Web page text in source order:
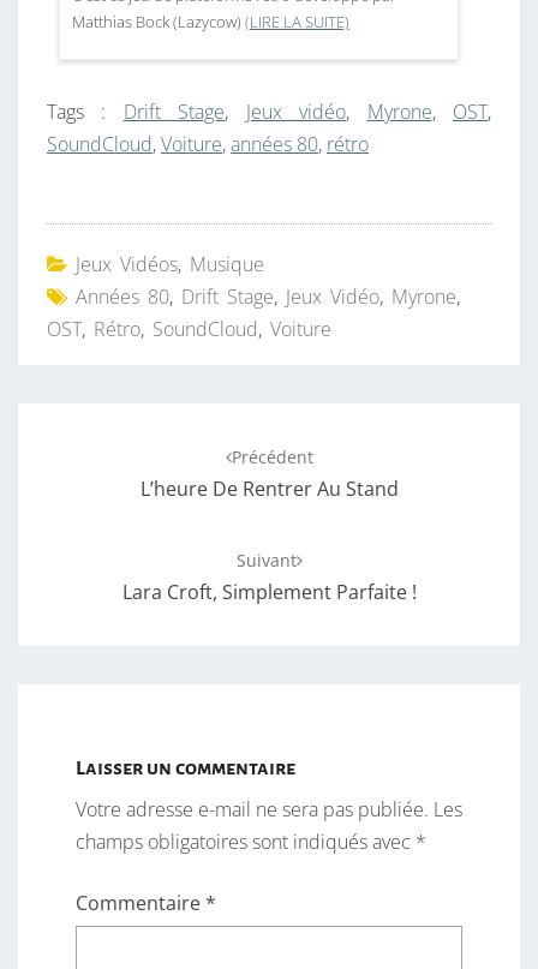
Matthias Bock (Lazycow) (LIRE LA SUITE)
Tags : Drift Stage, Jeux vidéo, Myrone, OST,
SoundCloud,Voiture,années 80, rétro
Jeux Vidéos, Musique
Années 80, Drift Stage, Jeux Vidéo, Myrone,
OST, Rétro, SoundCloud, Voiture
Précédent
L’heure De Rentrer Au Stand
Suivant
Lara Croft, Simplement Parfaite !
Laisser un commentaire
Votre adresse e-mail ne sera pas publiée. Les
champs obligatoires sont indiqués avec *
Commentaire*